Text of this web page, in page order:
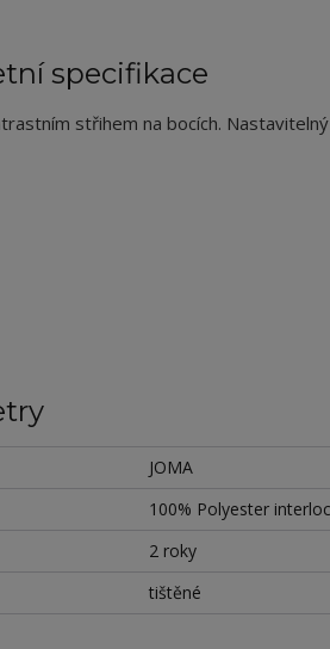
specifikace
střihem na bocích.
JOMA
100% Polyester
2 roky
tištěné